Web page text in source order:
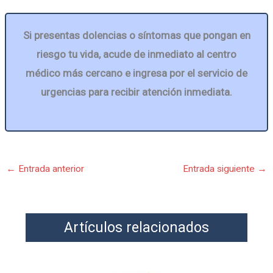
Si presentas dolencias o síntomas que pongan en
riesgo tu vida, acude de inmediato al centro
médico más cercano e ingresa por el servicio de
urgencias para recibir atención inmediata.
← Entrada anterior Entrada siguiente →
Artículos relacionados